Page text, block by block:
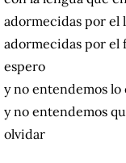
adormecidas por el
adormecidas por el
espero
y no entendemos
y no entendemos
olvidar